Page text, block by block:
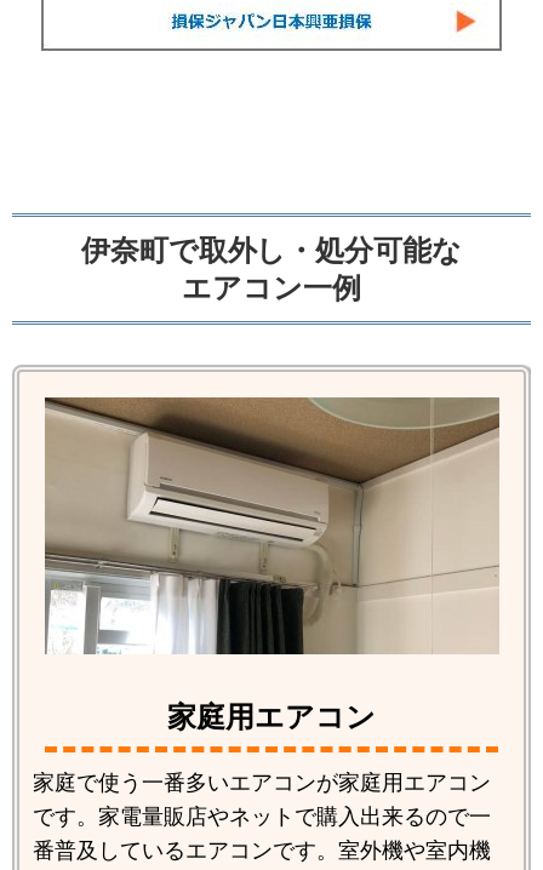
伊奈町で取外し・処分可能な
エアコン一例
家庭用エアコン
家庭で使う一番多いエアコンが家庭用エアコン
です。家電量販店やネットで購入出来るので一
番普及しているエアコンです。室外機や室内機